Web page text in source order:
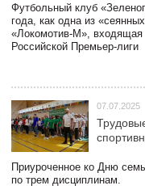
Футбольный клуб
года, как одна из
«Локомотив-М», входящая
Российской Премьер-лиги
07.07.2025
Приуроченное ко Дню
по трем дисциплинам.